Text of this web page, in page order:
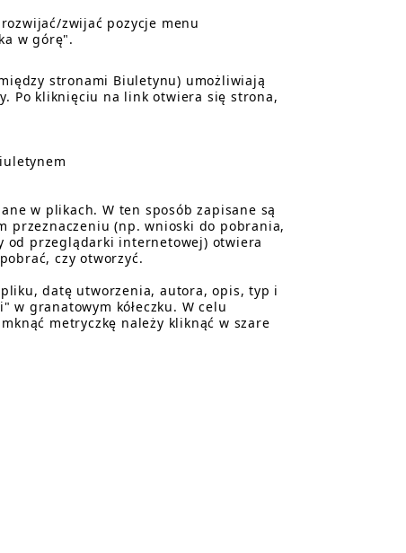
zwijać pozycje menu
w górę".
stronami Biuletynu) umożliwiają
Po kliknięciu na link otwiera się strona,
w plikach. W ten sposób zapisane są
przeznaczeniu (np. wnioski do pobrania,
od przeglądarki internetowej) otwiera
czy otworzyć.
datę utworzenia, autora, opis, typ i
granatowym kółeczku. W celu
metryczkę należy kliknąć w szare